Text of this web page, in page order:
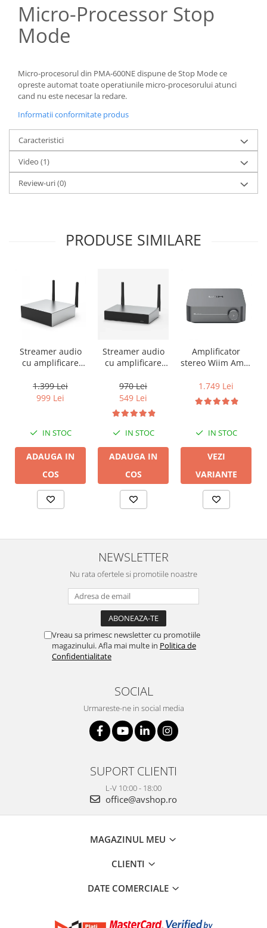
Micro-Processor Stop
Mode
Micro-procesorul din PMA-600NE dispune de Stop Mode ce
opreste automat toate operatiunile micro-procesorului atunci
cand nu este necesar la redare.
Informatii conformitate produs
Caracteristici
Video (1)
Review-uri(0)
PRODUSE SIMILARE
Streamer audio
cu amplificare
A50+, LAN /Wi-Fi
/Bluetooth,
1.399 Lei
999 Lei
IN STOC
ADAUGA IN
COS
Streamer audio
cu amplificare
A30+, LAN /Wi-Fi
/Bluetooth,
24bit/192kHz,
Multiroom
970 Lei
549 Lei
IN STOC
ADAUGA IN
COS
Amplificator
stereo Wiim Amp,
2, Spotify, Tidal,
Chromecast,
HDMI & Voice
1.749 Lei
IN STOC
VEZI
VARIANTE
NEWSLETTER
Nu rata ofertele si promotiile noastre
Vreau sa primesc newsletter cu promotiile
magazinului. Afla mai multe in Politica de
Confidentialitate
SOCIAL
Urmareste-ne in social media
SUPORT CLIENTI
L-V 10:00 - 18:00
office@avshop.ro
MAGAZINUL MEU
CLIENTI
DATE COMERCIALE